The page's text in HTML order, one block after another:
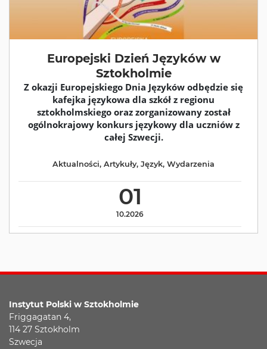
Europejski Dzień Języków w
Sztokholmie
Z okazji Europejskiego Dnia Języków odbędzie się
kafejka językowa dla szkół z regionu
sztokholmskiego oraz zorganizowany został
ogólnokrajowy konkurs językowy dla uczniów z
całej Szwecji.
01
10.2026
Aktualności, Artykuły, Język, Wydarzenia
Instytut Polski w Sztokholmie
Friggagatan 4,
114 27 Sztokholm
Szwecja